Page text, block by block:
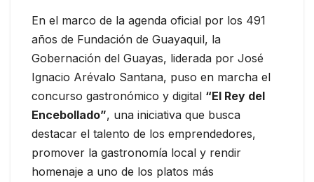
En el marco de la agenda oficial por los 491
años de Fundación de Guayaquil, la
Gobernación del Guayas, liderada por José
Ignacio Arévalo Santana, puso en marcha el
concurso gastronómico y digital “El Rey del
Encebollado”, una iniciativa que busca
destacar el talento de los emprendedores,
promover la gastronomía local y rendir
homenaje a uno de los platos más